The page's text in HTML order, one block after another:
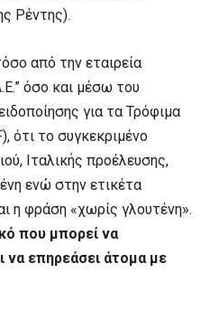
Ρέντης).
από την εταιρεία
όσο και μέσω του
για τα Τρόφιμα
ότι το συγκεκριμένο
Ιταλικής προέλευσης,
ενώ στην ετικέτα
η φράση «χωρίς γλουτένη».
που μπορεί να
να επηρεάσει άτομα με